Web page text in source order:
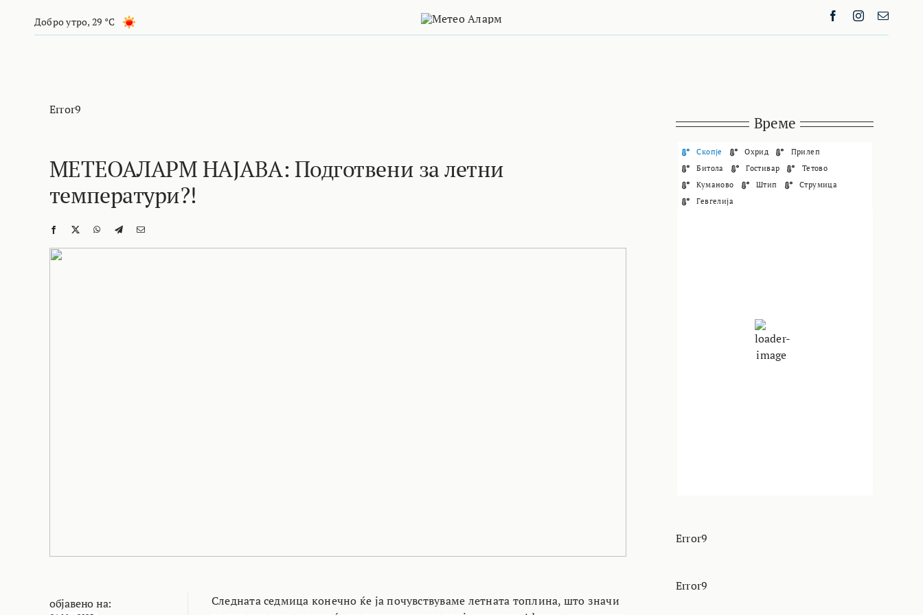
content
Добро утро, 29 °C
Error9
МЕТЕОАЛАРМ НАЈАВА: Подготвени за летни
температури?!
објавено на:
Следната седмица конечно ќе ја почувствуваме летната топлина, што значи
Време
Скопје Охрид
Прилеп
Битола
Гостивар
Тетово
Куманово
Штип
Струмица
Гевгелија
Чисто Небо
Налет на ветер: 4 Km/h
Error9
Error9